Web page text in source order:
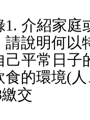
1. 介紹家庭
請說明何以
己平常日子
食的環境(
交